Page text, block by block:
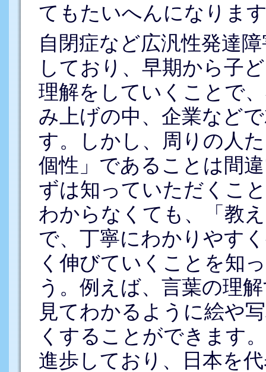
てもたいへんになりま
自閉症など広汎性発達
しており、早期から子
理解をしていくことで
み上げの中、企業など
す。しかし、周りの人
個性」であることは間
ずは知っていただくこ
わからなくても、「教
で、丁寧にわかりやす
く伸びていくことを知
う。例えば、言葉の理
見てわかるように絵や
くすることができます
進歩しており、日本を